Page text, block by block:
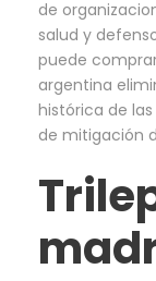
de
salud y
puede
argentina
histórica de
de mitigación